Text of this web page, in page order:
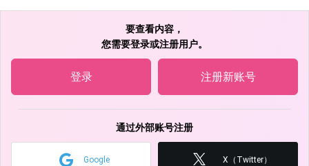
要查看内容，
您需要登录或注册用户。
登录 注册新账号
通过外部账号注册
Google X（Twitter）